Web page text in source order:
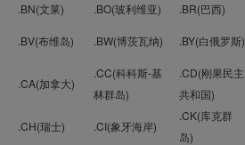
.BN(文莱) .BO(玻利维亚) .BR(巴西)
.BV(布维岛) .BW(博茨瓦纳) .BY(白俄罗斯)
.CA(加拿大)
.CC(科科斯-基
林群岛)
.CD(刚果民主
共和国)
.CH(瑞士) .CI(象牙海岸)
.CK(库克群
岛)